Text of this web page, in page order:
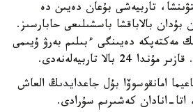
تاربيەشى بۇعان دەيىن دە
بالاباقشا باسشىلىعى حابارسىز.
مەكتەپكە دەيىنگى ءبىلىم بەرۋ ۇيىمى
تاربيەلەنەدى.
امانقوسوۆا بۇل جاعدايدىڭ العاش
اتا-انادان كەشىرىم سۇرادى.